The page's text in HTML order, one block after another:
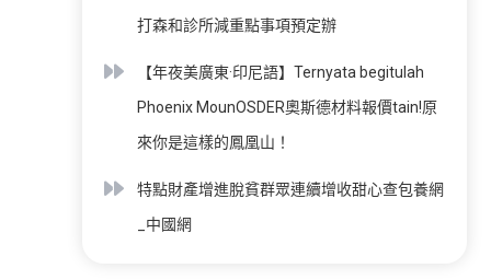
打森和診所減重點事項預定辦
【年夜美廣東·印尼語】Ternyata begitulah
Phoenix MounOSDER奧斯德材料報價tain!原
來你是這樣的鳳凰山！
特點財產增進脫貧群眾連續增收甜心查包養網
_中國網